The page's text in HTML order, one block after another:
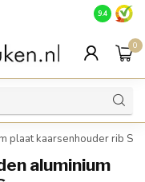
Gratis
9.4
0
plaat kaarsenhouder rib S
aluminium